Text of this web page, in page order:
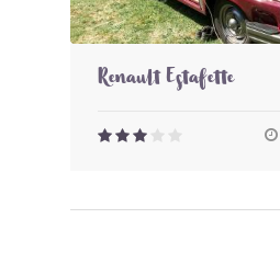
Renault Estafette